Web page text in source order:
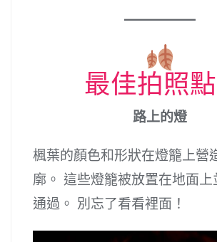
最佳拍照
路上的燈
楓葉的顏色和形狀在燈籠上營
廓。 這些燈籠被放置在地面上
通過。 別忘了看看裡面！